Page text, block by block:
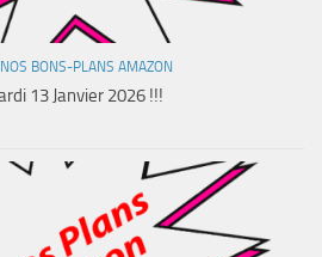
BONS-PLANS AMAZON
13 Janvier 2026 !!!